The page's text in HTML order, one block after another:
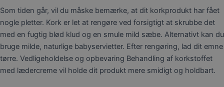
Som tiden går, vil du måske bemærke, at dit korkprodukt har fået
nogle pletter. Kork er let at rengøre ved forsigtigt at skrubbe det
med en fugtig blød klud og en smule mild sæbe. Alternativt kan du
bruge milde, naturlige babyservietter. Efter rengøring, lad dit emne
tørre. Vedligeholdelse og opbevaring Behandling af korkstoffet
med lædercreme vil holde dit produkt mere smidigt og holdbart.